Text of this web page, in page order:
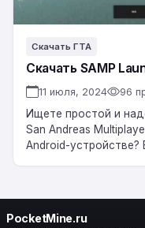
Скачать ГТА
Скачать SAMP
11 июля, 2024 96
Ищете простой и
San Andreas
Android-
PocketMine.ru